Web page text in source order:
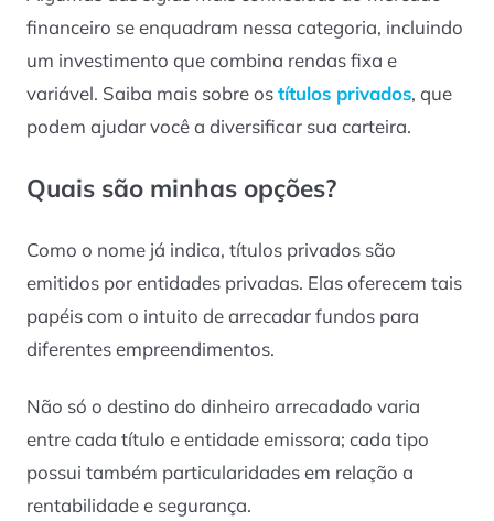
financeiro se enquadram nessa categoria, incluindo
um investimento que combina rendas fixa e
variável. Saiba mais sobre ostítulos privados, que
podem ajudar você a diversificar sua carteira.
Quais são minhas opções?
Como o nome já indica, títulos privados são
emitidos por entidades privadas. Elas oferecem tais
papéis com o intuito de arrecadar fundos para
diferentes empreendimentos.
Não só o destino do dinheiro arrecadado varia
entre cada título e entidade emissora; cada tipo
possui também particularidades em relação a
rentabilidade e segurança.